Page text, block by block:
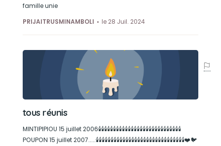
famille unie
PRIJAITRUSMINAMBOLI
le 28 Juil. 2024
tous réunis
MINTIPIPIOU 15 juillet 2006🕯️🕯️🕯️🕯️🕯️🕯️🕯️🕯️🕯️🕯️🕯️🕯️🕯️🕯️🕯️🕯️🕯️🕯️🕯️🕯️🕯️🕯️🕯️🕯️🕯️🕯️🕯️🕯️
POUPON 15 juillet 2007.....🕯️🕯️🕯️🕯️🕯️🕯️🕯️🕯️🕯️🕯️🕯️🕯️🕯️🕯️🕯️🕯️🕯️🕯️🕯️🕯️🕯️🕯️🕯️🕯️🕯️🕯️🕯️🕯️🕯️🕯️❤️🐦